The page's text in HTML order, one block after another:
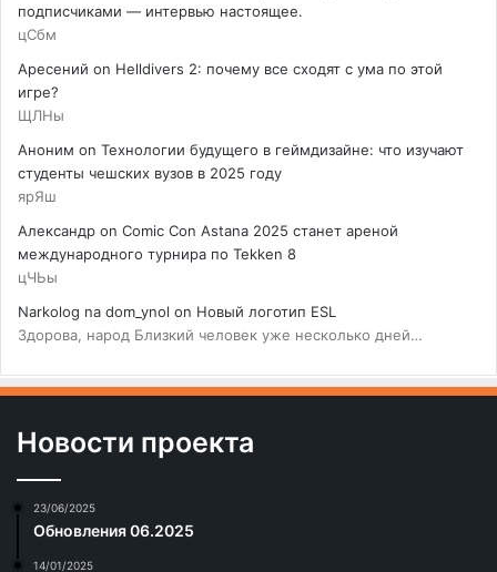
подписчиками — интервью настоящее.
цСбм
Аресений on Helldivers 2: почему все сходят с ума по этой
игре?
ЩЛНы
Аноним on Технологии будущего в геймдизайне: что изучают
студенты чешских вузов в 2025 году
ярЯш
Александр on Comic Con Astana 2025 станет ареной
международного турнира по Tekken 8
цЧЬы
Narkolog na dom_ynol on Новый логотип ESL
Здорова, народ Близкий человек уже несколько дней…
Новости проекта
23/06/2025
Обновления 06.2025
14/01/2025